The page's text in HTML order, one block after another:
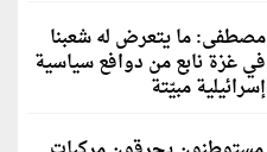
مصطفى: ما يتعرض له شعبنا
في غزة نابع من دوافع سياسية
إسرائيلية مبيّتة